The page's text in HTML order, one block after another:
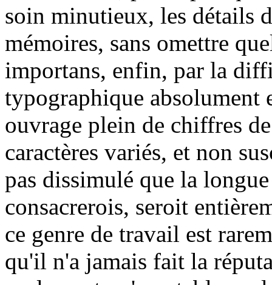
soin minutieux, les détails
mémoires, sans omettre
importans, enfin, par la
typographique absolument
ouvrage plein de chiffres
caractères variés, et non
pas dissimulé que la
consacrerois, seroit
ce genre de travail est
qu'il n'a jamais fait la